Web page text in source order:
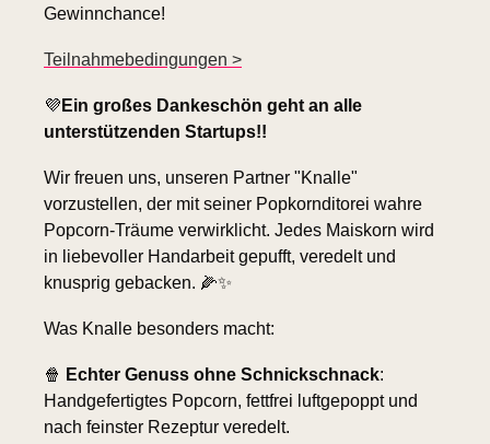
Gewinnchance!
Teilnahmebedingungen >
💜 Ein großes Dankeschön geht an alle
unterstützenden Startups!!
Wir freuen uns, unseren Partner "Knalle"
vorzustellen, der mit seiner Popkornditorei wahre
Popcorn-Träume verwirklicht. Jedes Maiskorn wird
in liebevoller Handarbeit gepufft, veredelt und
knusprig gebacken. 🌽✨
Was Knalle besonders macht:
🍿 Echter Genuss ohne Schnickschnack:
Handgefertigtes Popcorn, fettfrei luftgepoppt und
nach feinster Rezeptur veredelt.